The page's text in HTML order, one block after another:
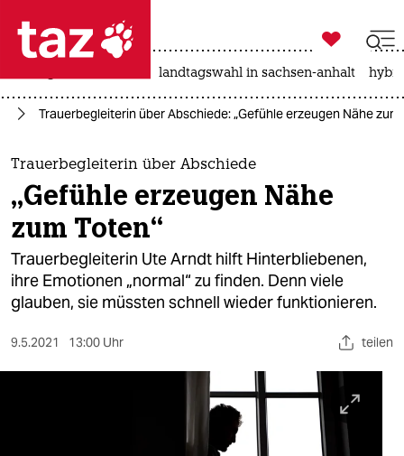
 taz zahl ich
taz zahl ich
themen
politik
öko
gesellschaft
sport

taz zahl ich
landtagswahl in sachsen-anhalt
Trauerbegleiterin über Abschiede: „Gefühle erzeugen Nähe zum
Trauerbegleiterin über Abschiede
„Gefühle erzeugen Nähe
zum Toten“
Trauerbegleiterin Ute Arndt hilft Hinterbliebenen,
ihre Emotionen „normal“ zu finden. Denn viele
glauben, sie müssten schnell wieder funktionieren.
9.5.2021 13:00 Uhr teilen